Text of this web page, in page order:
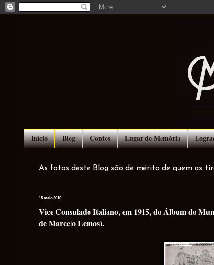
Início Blog Contos Lugar de Memória
As fotos deste Blog são de mérito de quem as
18 maio 2010
Vice Consulado Italiano, em 1915, do Álbum do
de Marcelo Lemos).